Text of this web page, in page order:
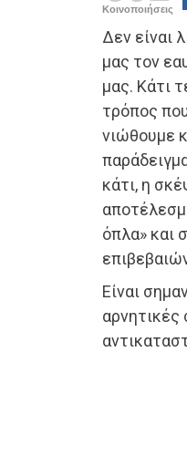
Κοινοποιήσεις
Δεν είναι
μας τον
μας. Κάτι
τρόπος
νιώθουμε
κάτι, η
όπλα» και
Είναι
αρνητικές